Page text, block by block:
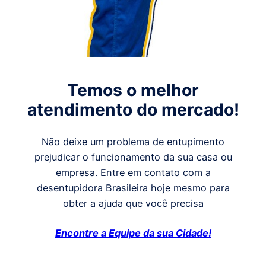
Temos o melhor
atendimento do mercado!
Não deixe um problema de entupimento
prejudicar o funcionamento da sua casa ou
empresa. Entre em contato com a
desentupidora Brasileira hoje mesmo para
obter a ajuda que você precisa
Encontre a Equipe da sua Cidade!